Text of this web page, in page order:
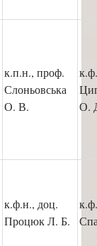
к.п.н., проф.
Слоньовська
О. В.
О.
к.ф.н., доц.
Процюк Л. Б.